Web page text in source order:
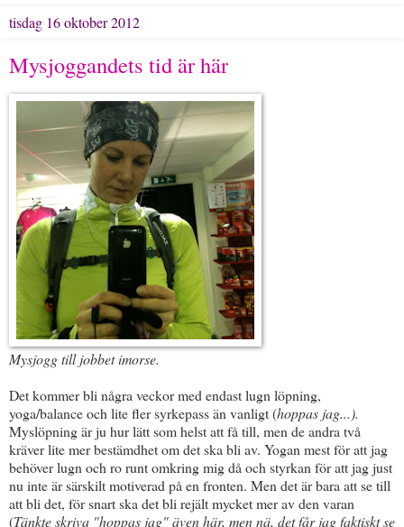
tisdag 16 oktober 2012
Mysjoggandets tid är här
Mysjogg till jobbet imorse.
Det kommer bli några veckor med endast lugn löpning,
yoga/balance och lite fler syrkepass än vanligt (hoppas jag...).
Myslöpning är ju hur lätt som helst att få till, men de andra två
kräver lite mer bestämdhet om det ska bli av. Yogan mest för att jag
behöver lugn och ro runt omkring mig då och styrkan för att jag just
nu inte är särskilt motiverad på en fronten. Men det är bara att se till
att bli det, för snart ska det bli rejält mycket mer av den varan
(Tänkte skriva "hoppas jag" även här, men nä, det får jag faktiskt se